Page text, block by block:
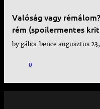
Valóság vagy
rém (spoilermentes
by gábor bence augusztus
0